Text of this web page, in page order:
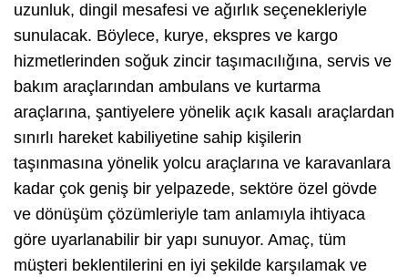
uzunluk, dingil mesafesi ve ağırlık seçenekleriyle
sunulacak. Böylece, kurye, ekspres ve kargo
hizmetlerinden soğuk zincir taşımacılığına, servis ve
bakım araçlarından ambulans ve kurtarma
araçlarına, şantiyelere yönelik açık kasalı araçlardan
sınırlı hareket kabiliyetine sahip kişilerin
taşınmasına yönelik yolcu araçlarına ve karavanlara
kadar çok geniş bir yelpazede, sektöre özel gövde
ve dönüşüm çözümleriyle tam anlamıyla ihtiyaca
göre uyarlanabilir bir yapı sunuyor. Amaç, tüm
müşteri beklentilerini en iyi şekilde karşılamak ve